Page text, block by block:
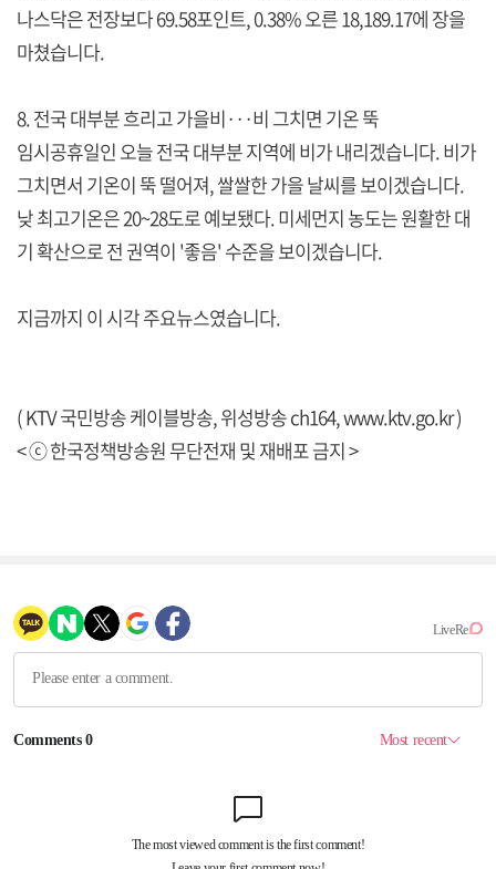
나스닥은 전장보다 69.58포인트, 0.38% 오른 18,189.17에 장을
마쳤습니다.
8. 전국 대부분 흐리고 가을비···비 그치면 기온 뚝
임시공휴일인 오늘 전국 대부분 지역에 비가 내리겠습니다. 비가
그치면서 기온이 뚝 떨어져, 쌀쌀한 가을 날씨를 보이겠습니다.
낮 최고기온은 20~28도로 예보됐다. 미세먼지 농도는 원활한 대
기 확산으로 전 권역이 '좋음' 수준을 보이겠습니다.
지금까지 이 시각 주요뉴스였습니다.
( KTV 국민방송 케이블방송, 위성방송 ch164,www.ktv.go.kr)
< ⓒ 한국정책방송원 무단전재 및 재배포 금지 >